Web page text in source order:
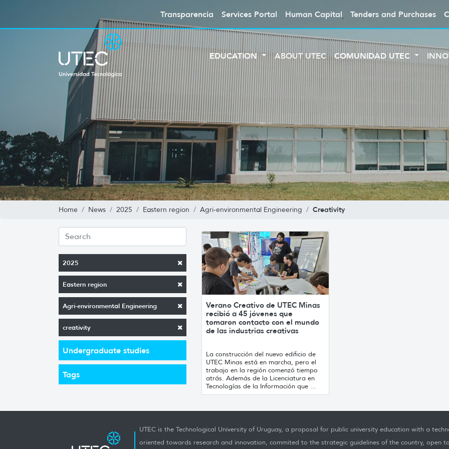
Transparencia Services Portal Human Capital Tenders and Purchases
EDUCATION ABOUT UTEC COMUNIDAD UTEC
Home News 2025 Eastern region Agri-environmental Engineering Creativity
2025
Eastern region
Agri-environmental Engineering
creativity
Undergraduate studies
Tags
Verano Creativo de UTEC Minas
recibió a 45 jóvenes que
tomaron contacto con el mundo
de las industrias creativas
La construcción del nuevo edificio de
UTEC Minas está en marcha, pero el
trabajo en la región comenzó tiempo
atrás. Además de la Licenciatura en
Tecnologías de la Información que ...
UTEC is the Technological University of Uruguay, a proposal for public university education with a
oriented towards research and innovation, commited to the strategic guidelines of the country, open